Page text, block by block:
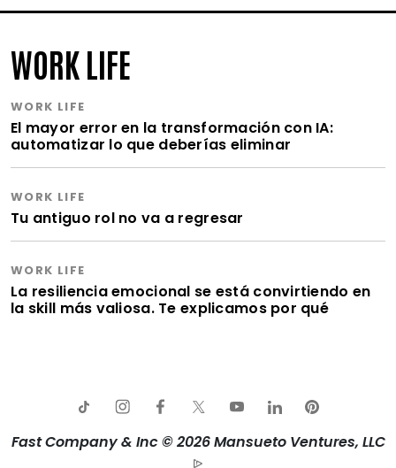
WORK LIFE
WORK LIFE
El mayor error en la transformación con IA:
automatizar lo que deberías eliminar
WORK LIFE
Tu antiguo rol no va a regresar
WORK LIFE
La resiliencia emocional se está convirtiendo en
la skill más valiosa. Te explicamos por qué
Fast Company & Inc © 2026 Mansueto Ventures, LLC